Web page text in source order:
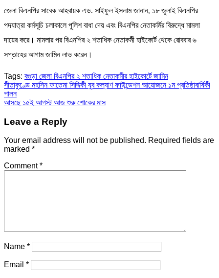
জেলা বিএনপির সাবেক আহবায়ক এড. সাইফুল ইসলাম জানান, ১৮ জুলাই বিএনপির
পদযাত্রা কর্মসূচি চলাকালে পুলিশ বাধা দেয় এবং বিএনপির নেতাকর্মির বিরুদ্ধে মামলা
দায়ের করে। মামলার পর বিএনপির ২ শতাধিক নেতাকর্মী হাইকোর্ট থেকে রোববার ৬
সপ্তাহের আগাম জামিন লাভ করেন।
Tags: বগুড়া জেলা বিএনপির ২ শতাধিক নেতাকর্মীর হাইকোর্টে জামিন
Post
navigation
সীতাকুণ্ডে মহসিন ফাতেমা সিদ্দিকী যুব কল্যাণ ফাউন্ডেশন আয়োজনে ১ম প্রতিষ্ঠাবার্ষিকী
পালন
আসছে ১৫ই আগস্ট আজ শুরু শোকের মাস
Leave a Reply
Your email address will not be published. Required fields are
marked *
Comment*
Name *
Email *